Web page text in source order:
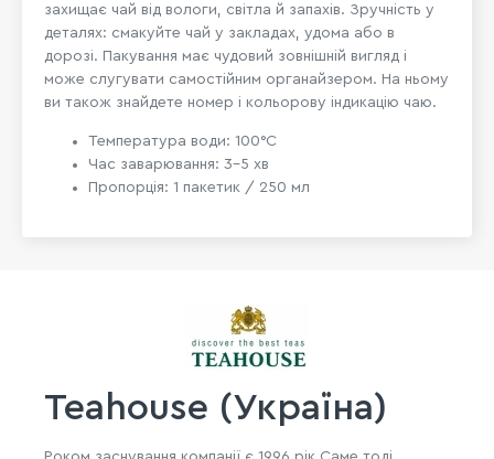
захищає чай від вологи, світла й запахів. Зручність у
деталях: смакуйте чай у закладах, удома або в
дорозі. Пакування має чудовий зовнішній вигляд і
може слугувати самостійним органайзером. На ньому
ви також знайдете номер і кольорову індикацію чаю.
Температура води: 100°C
Час заварювання: 3-5 хв
Пропорція: 1 пакетик / 250 мл
Teahouse (Україна)